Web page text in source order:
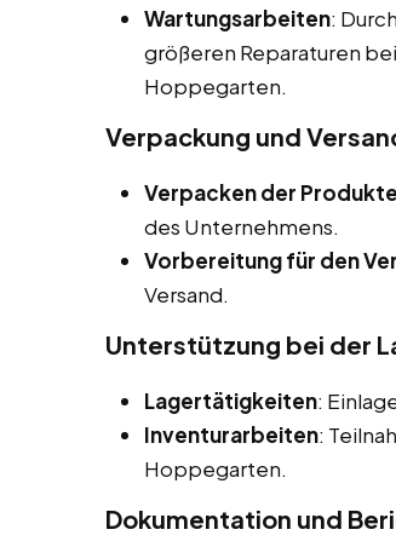
Wartungsarbeiten:
größeren Reparaturen
Hoppegarten.
Verpackung und
Verpacken der Produkte
des Unternehmens.
Vorbereitung für den
Versand.
Unterstützung bei der
Lagertätigkeiten:
Inventurarbeiten:
Hoppegarten.
Dokumentation und